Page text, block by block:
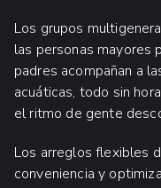
Los grupos
las personas mayores
padres acompañan a
acuáticas, todo sin
el ritmo de gente
Los arreglos flexibles
conveniencia y